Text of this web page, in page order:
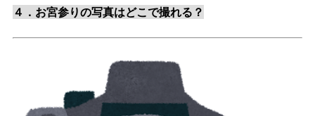
４．お宮参りの写真はどこで撮れる？